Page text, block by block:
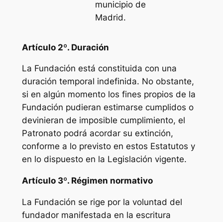
municipio de
Madrid.
Artículo 2º. Duración
La Fundación está constituida con una
duración temporal indefinida. No obstante,
si en algún momento los fines propios de la
Fundación pudieran estimarse cumplidos o
devinieran de imposible cumplimiento, el
Patronato podrá acordar su extinción,
conforme a lo previsto en estos Estatutos y
en lo dispuesto en la Legislación vigente.
Artículo 3º. Régimen normativo
La Fundación se rige por la voluntad del
fundador manifestada en la escritura